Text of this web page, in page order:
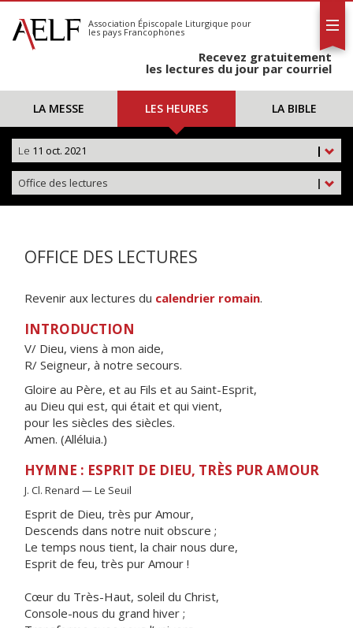
S'abonner
Calendrier
Association Épiscopale Liturgique pour
les pays Francophones
Recevez gratuitement
les lectures du jour par courriel
LA MESSE LES HEURES LA BIBLE
|
Le 11 oct. 2021
|
Office des lectures
OFFICE DES LECTURES
Revenir aux lectures du calendrier romain.
INTRODUCTION
V/ Dieu, viens à mon aide,
R/ Seigneur, à notre secours.
Gloire au Père, et au Fils et au Saint-Esprit,
au Dieu qui est, qui était et qui vient,
pour les siècles des siècles.
Amen. (Alléluia.)
HYMNE : ESPRIT DE DIEU, TRÈS PUR AMOUR
J. Cl. Renard — Le Seuil
Esprit de Dieu, très pur Amour,
Descends dans notre nuit obscure ;
Le temps nous tient, la chair nous dure,
Esprit de feu, très pur Amour !
Cœur du Très-Haut, soleil du Christ,
Console-nous du grand hiver ;